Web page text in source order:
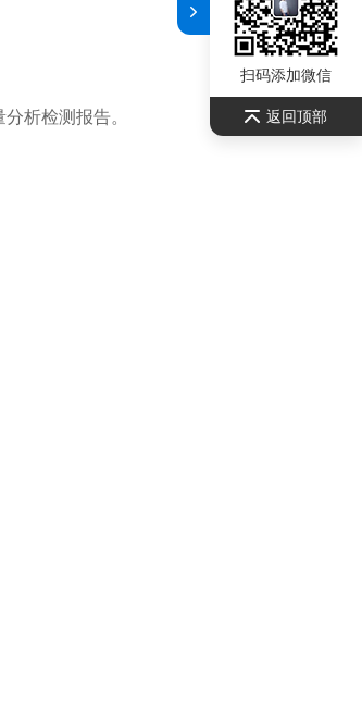
析检测报告。
扫码添加微信
返回顶部